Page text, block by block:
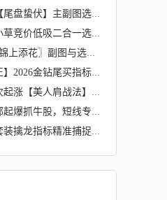
金钻指标通达信【尾盘蛰伏】主副图选股 缩量回...
竞价接力系统【小草竞价低吸二合一选股系统】...
原价688的金钻〖锦上添花〗副图与选股指标专挑...
强势反弹【尾买王】2026金钻尾买指标、波段顺...
2026绝品指标二次起涨【美人肩战法】主力吸筹...
「咫尺擒龙」底部起爆抓牛股，短线专用电脑手...
【2026冲云霄】套装擒龙指标精准捕捉突破起爆...